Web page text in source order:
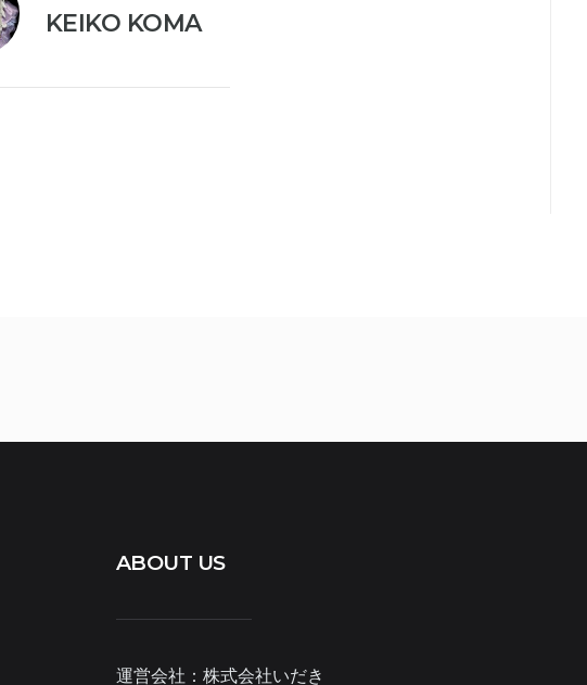
KEIKO KOMA
ABOUT US
運営会社：株式会社いだき